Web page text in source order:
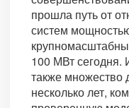
прошла путь от
систем
100 МВт сегодня.
также множество
несколько лет,